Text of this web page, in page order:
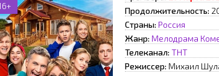
Продолжительность:
Страны: Россия
Жанр: Мелодрама
Телеканал: ТНТ
Режиссер: Михаил